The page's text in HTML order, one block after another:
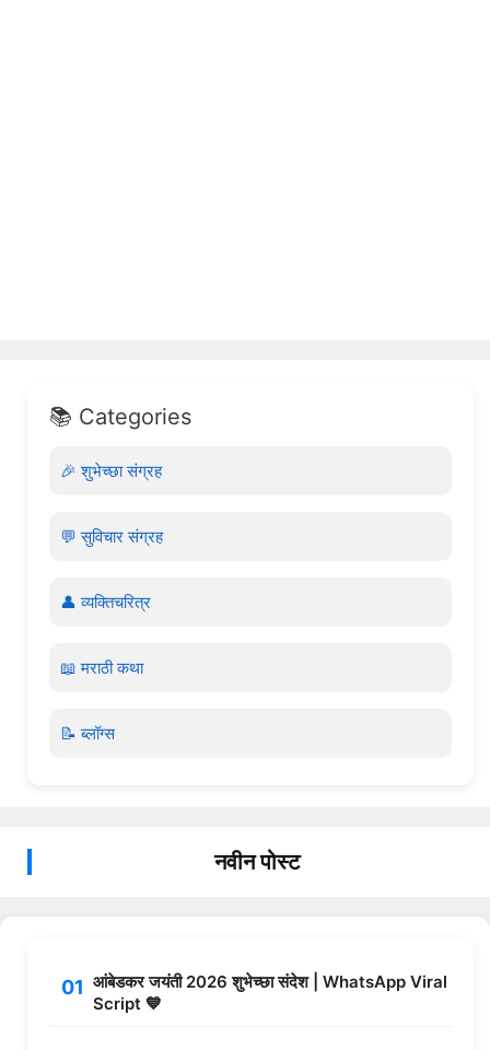
📚 Categories
🎉 शुभेच्छा संग्रह
💬 सुविचार संग्रह
👤 व्यक्तिचरित्र
📖 मराठी कथा
📝 ब्लॉग्स
नवीन पोस्ट
आंबेडकर जयंती 2026 शुभेच्छा संदेश | WhatsApp Viral
Script 💙